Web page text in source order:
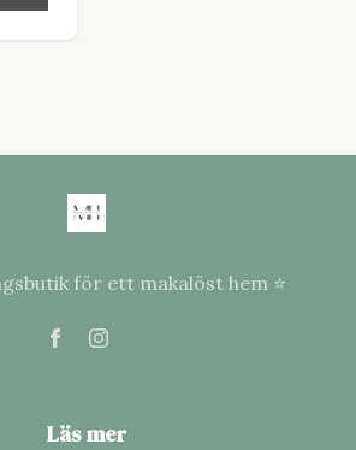
för ett makalöst hem ⭐
Läs mer